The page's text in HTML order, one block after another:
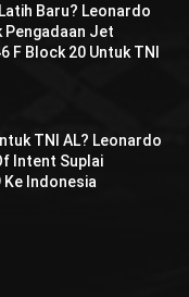
Baru? Leonardo
Pengadaan Jet
F Block 20 Untuk TNI
TNI AL? Leonardo
Intent Suplai
Ke Indonesia